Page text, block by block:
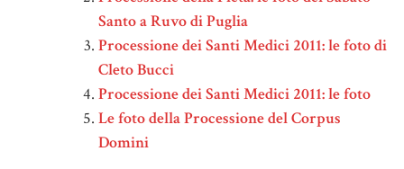
Santo a Ruvo di Puglia
Processione dei Santi Medici 2011: le foto di
Cleto Bucci
Processione dei Santi Medici 2011: le foto
Le foto della Processione del Corpus
Domini